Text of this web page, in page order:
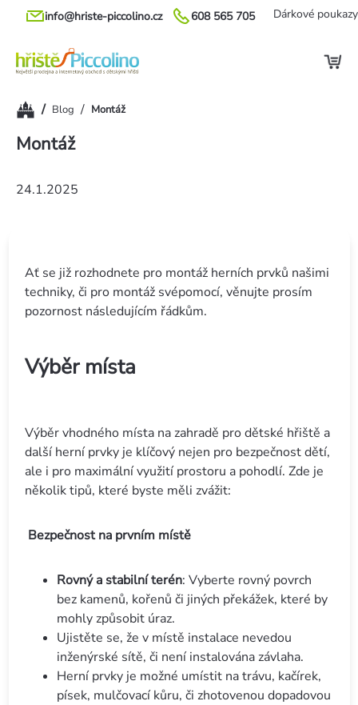
Přejít
608 565 705
info@hriste-piccolino.cz Dárkové poukazy
Domů/ Blog / Montáž
Montáž
24.1.2025
Ať se již rozhodnete pro montáž herních prvků našimi
techniky, či pro montáž svépomocí, věnujte prosím
pozornost následujícím řádkům.
Výběr místa
Výběr vhodného místa na zahradě pro dětské hřiště a
další herní prvky je klíčový nejen pro bezpečnost dětí,
ale i pro maximální využití prostoru a pohodlí. Zde je
několik tipů, které byste měli zvážit:
Bezpečnost na prvním místě
Rovný a stabilní terén: Vyberte rovný povrch
bez kamenů, kořenů či jiných překážek, které by
mohly způsobit úraz.
Ujistěte se, že v místě instalace nevedou
inženýrské sítě, či není instalována závlaha.
Herní prvky je možné umístit na trávu, kačírek,
písek, mulčovací kůru, či zhotovenou dopadovou